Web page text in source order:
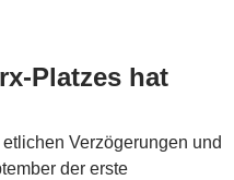
Platzes hat
Verzögerungen und
der erste